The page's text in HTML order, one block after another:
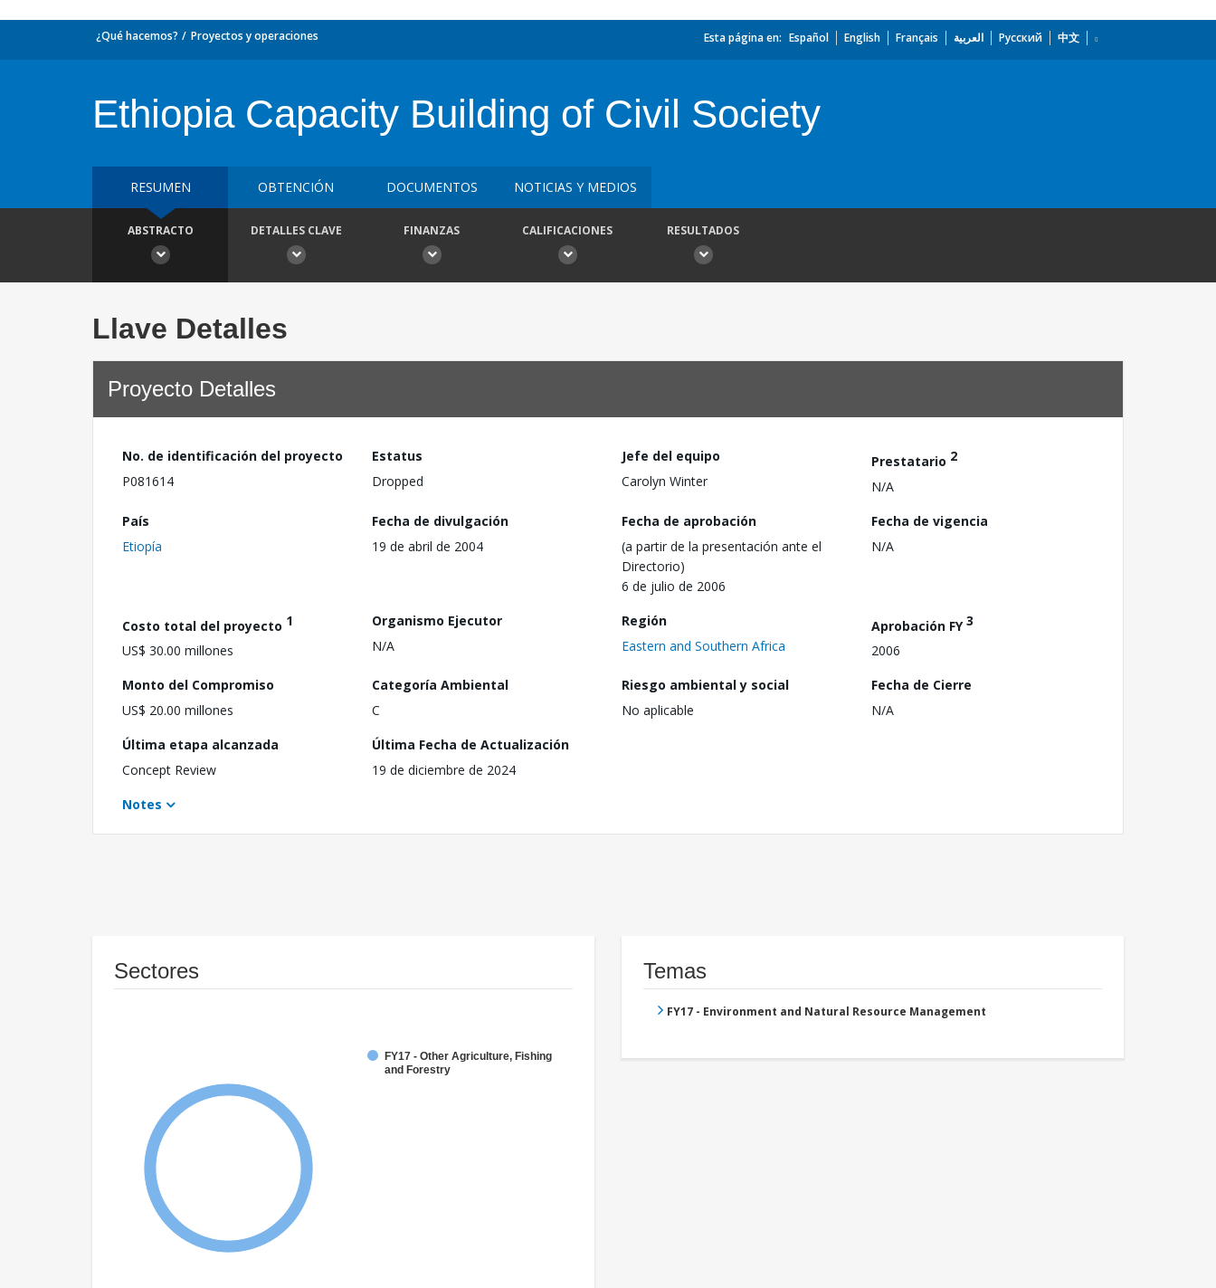
¿Qué hacemos? Proyectos y operaciones Esta página en: Español English Français العربية Русский 中文
Ethiopia Capacity Building of Civil Society
RESUMEN OBTENCIÓN DOCUMENTOS NOTICIAS Y MEDIOS
ABSTRACTO DETALLES CLAVE FINANZAS CALIFICACIONES RESULTADOS
Llave Detalles
Proyecto Detalles
No. de identificación del proyecto
P081614
Estatus
Dropped
Jefe del equipo
Carolyn Winter
Prestatario 2
N/A
País
Etiopía
Fecha de divulgación
19 de abril de 2004
Fecha de aprobación
(a partir de la presentación ante el
Directorio)
6 de julio de 2006
Fecha de vigencia
N/A
Costo total del proyecto 1
US$ 30.00 millones
Organismo Ejecutor
N/A
Región
Eastern and Southern Africa
Aprobación FY3
2006
Monto del Compromiso
US$ 20.00 millones
Categoría Ambiental
C
Riesgo ambiental y social
No aplicable
Fecha de Cierre
N/A
Última etapa alcanzada
Concept Review
Última Fecha de Actualización
19 de diciembre de 2024
Notes
Sectores
FY17 - Other Agriculture, Fishing
and Forestry
Temas
FY17 - Environment and Natural Resource Management